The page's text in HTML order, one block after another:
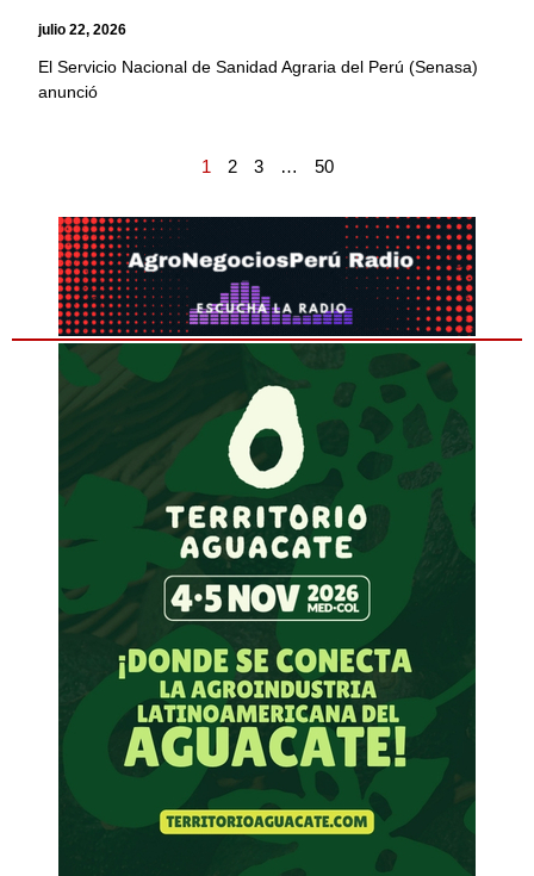
julio 22, 2026
El Servicio Nacional de Sanidad Agraria del Perú (Senasa)
anunció
1 2 3 … 50